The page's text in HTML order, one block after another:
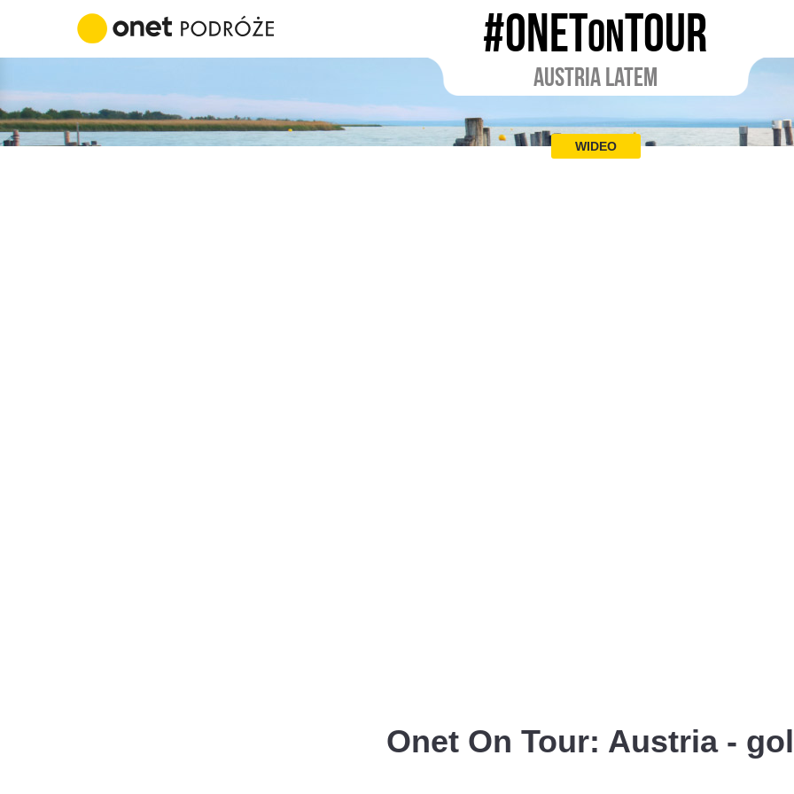
#ONETONTOUR
AUSTRIA LATEM
WIDEO
Onet On Tour: Austria -